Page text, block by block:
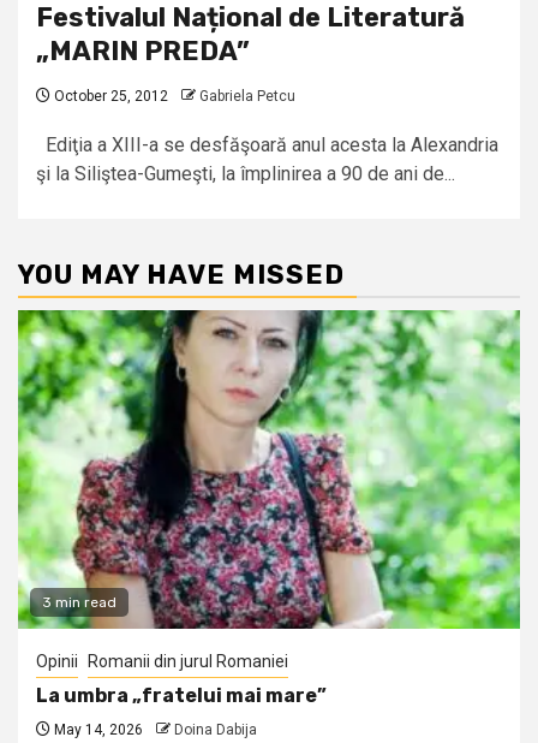
Festivalul Național de Literatură
„MARIN PREDA”
October 25, 2012 Gabriela Petcu
Ediţia a XIII-a se desfăşoară anul acesta la Alexandria
şi la Siliştea-Gumeşti, la împlinirea a 90 de ani de...
YOU MAY HAVE MISSED
3 min read
Opinii Romanii din jurul Romaniei
La umbra „fratelui mai mare”
May 14, 2026 Doina Dabija